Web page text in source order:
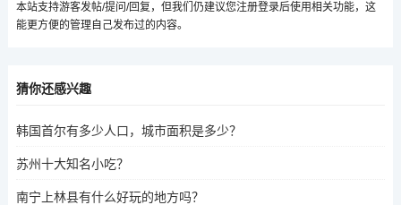
本站支持游客发帖/提问/回复，但我们仍建议您注册登录后使用相关功能，这
能更方便的管理自己发布过的内容。
猜你还感兴趣
韩国首尔有多少人口，城市面积是多少？
苏州十大知名小吃？
南宁上林县有什么好玩的地方吗？